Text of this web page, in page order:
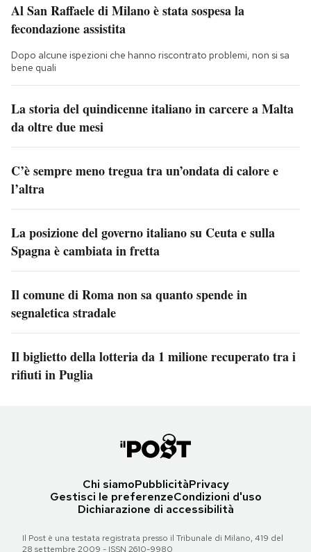
Al San Raffaele di Milano è stata sospesa la
fecondazione assistita
Dopo alcune ispezioni che hanno riscontrato problemi, non si sa
bene quali
La storia del quindicenne italiano in carcere a Malta
da oltre due mesi
C’è sempre meno tregua tra un’ondata di calore e
l’altra
La posizione del governo italiano su Ceuta e sulla
Spagna è cambiata in fretta
Il comune di Roma non sa quanto spende in
segnaletica stradale
Il biglietto della lotteria da 1 milione recuperato tra i
rifiuti in Puglia
Chi siamoPubblicitàPrivacy
Gestisci le preferenzeCondizioni d'uso
Dichiarazione di accessibilità
Il Post è una testata registrata presso il Tribunale di Milano, 419 del
28 settembre 2009 - ISSN 2610-9980